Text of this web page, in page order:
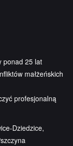
ponad 25 lat
małżeńskich
profesjonalną
Dziedzice,